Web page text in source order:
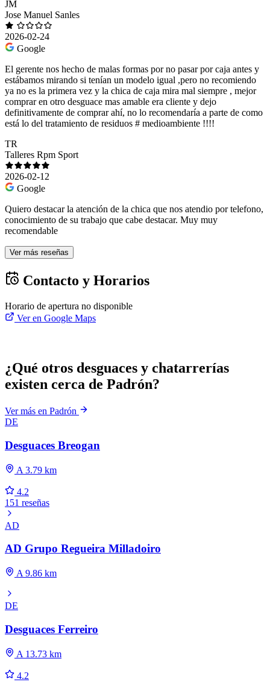
JM
Jose Manuel Sanles
2026-02-24
Google
El gerente nos hecho de malas formas por no pasar por caja antes y
estábamos mirando si tenían un modelo igual ,pero no recomiendo
ya no es la primera vez y la chica de caja mira mal siempre , mejor
comprar en otro desguace mas amable era cliente y dejo
definitivamente de comprar ahí, no lo recomendaría a parte de como
está lo del tratamiento de residuos # medioambiente !!!!
TR
Talleres Rpm Sport
2026-02-12
Google
Quiero destacar la atención de la chica que nos atendio por telefono,
conocimiento de su trabajo que cabe destacar. Muy muy
recomendable
Ver más reseñas
Contacto y Horarios
Horario de apertura no disponible
Ver en Google Maps
¿Qué otros desguaces y chatarrerías
existen cerca de Padrón?
Ver más en Padrón
DE
Desguaces Breogan
A 3.79 km
4.2
151 reseñas
AD
AD Grupo Regueira Milladoiro
A 9.86 km
DE
Desguaces Ferreiro
A 13.73 km
4.2